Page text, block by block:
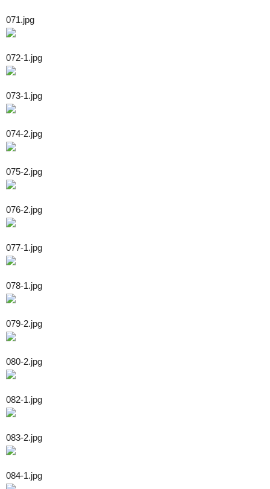
071.jpg
072-1.jpg
073-1.jpg
074-2.jpg
075-2.jpg
076-2.jpg
077-1.jpg
078-1.jpg
079-2.jpg
080-2.jpg
082-1.jpg
083-2.jpg
084-1.jpg